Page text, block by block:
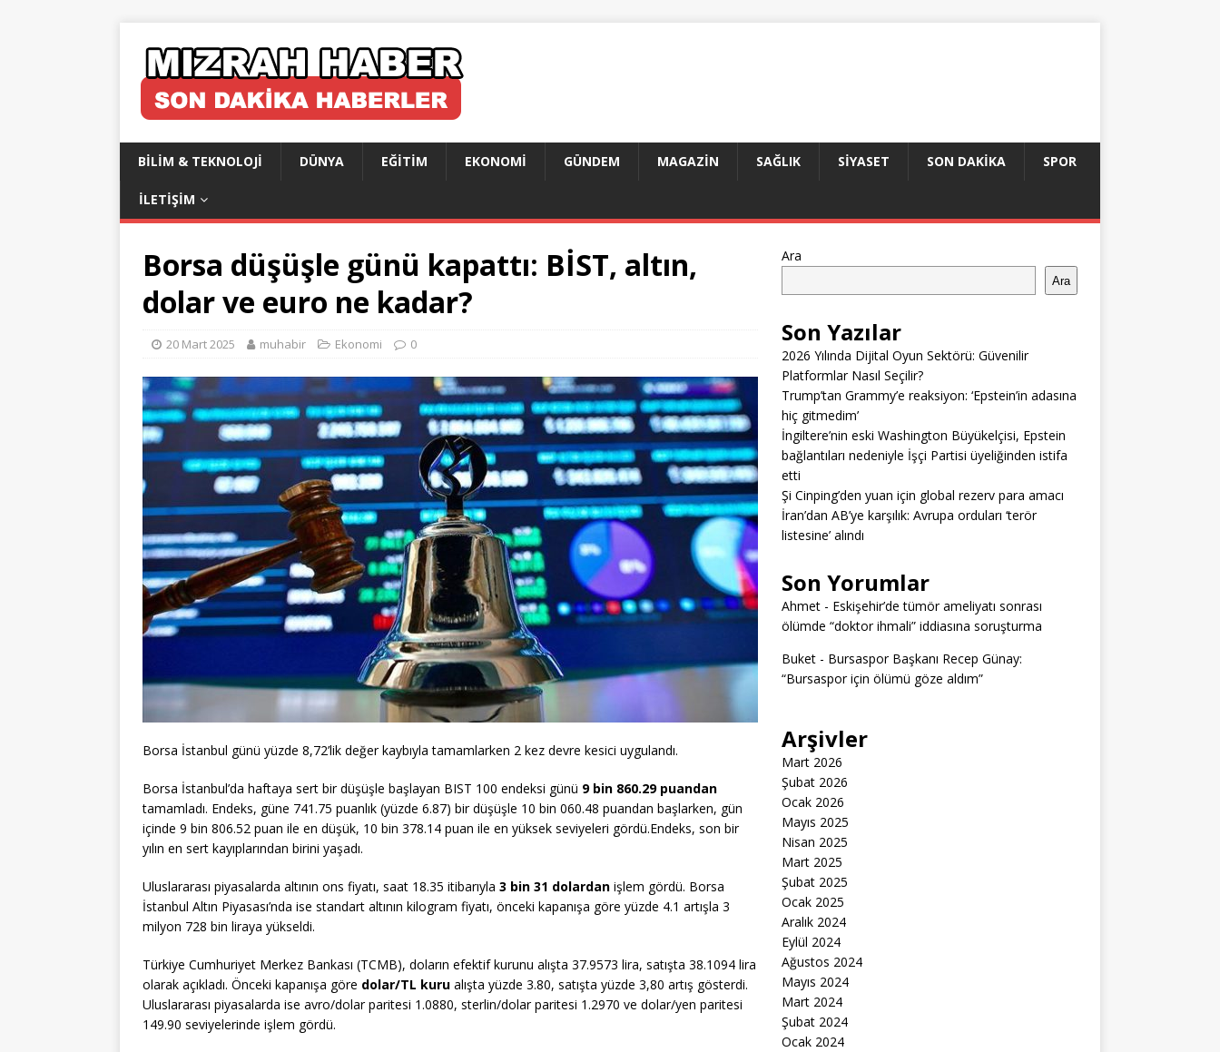
BILIM & TEKNOLOJI DÜNYA EĞITIM EKONOMI GÜNDEM MAGAZIN SAĞLIK SIYASET SON DAKIKA SPOR
İLETIŞIM
Borsa düşüşle günü kapattı: BİST, altın,
dolar ve euro ne kadar?
20 Mart 2025 muhabir Ekonomi 0
Borsa İstanbul günü yüzde 8,72’lik değer kaybıyla tamamlarken 2 kez devre kesici uygulandı.
Borsa İstanbul’da haftaya sert bir düşüşle başlayan BIST 100 endeksi günü 9 bin 860.29 puandan
tamamladı. Endeks, güne 741.75 puanlık (yüzde 6.87) bir düşüşle 10 bin 060.48 puandan başlarken, gün
içinde 9 bin 806.52 puan ile en düşük, 10 bin 378.14 puan ile en yüksek seviyeleri gördü.Endeks, son bir
yılın en sert kayıplarından birini yaşadı.
Uluslararası piyasalarda altının ons fiyatı, saat 18.35 itibarıyla 3 bin 31 dolardan işlem gördü. Borsa
İstanbul Altın Piyasası’nda ise standart altının kilogram fiyatı, önceki kapanışa göre yüzde 4.1 artışla 3
milyon 728 bin liraya yükseldi.
Türkiye Cumhuriyet Merkez Bankası (TCMB), doların efektif kurunu alışta 37.9573 lira, satışta 38.1094 lira
olarak açıkladı. Önceki kapanışa göre dolar/TL kuru alışta yüzde 3.80, satışta yüzde 3,80 artış gösterdi.
Uluslararası piyasalarda ise avro/dolar paritesi 1.0880, sterlin/dolar paritesi 1.2970 ve dolar/yen paritesi
149.90 seviyelerinde işlem gördü.
Ara
Ara
Son Yazılar
2026 Yılında Dijital Oyun Sektörü: Güvenilir
Platformlar Nasıl Seçilir?
Trump’tan Grammy’e reaksiyon: ‘Epstein’in adasına
hiç gitmedim’
İngiltere’nin eski Washington Büyükelçisi, Epstein
bağlantıları nedeniyle İşçi Partisi üyeliğinden istifa
etti
Şi Cinping’den yuan için global rezerv para amacı
İran’dan AB’ye karşılık: Avrupa orduları ‘terör
listesine’ alındı
Son Yorumlar
Ahmet- Eskişehir’de tümör ameliyatı sonrası
ölümde “doktor ihmali” iddiasına soruşturma
Buket- Bursaspor Başkanı Recep Günay:
“Bursaspor için ölümü göze aldım”
Arşivler
Mart 2026
Şubat 2026
Ocak 2026
Mayıs 2025
Nisan 2025
Mart 2025
Şubat 2025
Ocak 2025
Aralık 2024
Eylül 2024
Ağustos 2024
Mayıs 2024
Mart 2024
Şubat 2024
Ocak 2024